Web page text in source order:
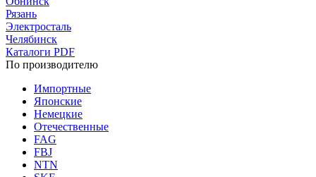
Рязань
Электросталь
Челябинск
Каталоги PDF
По производителю
Импортные
Японские
Немецкие
Отечественные
FAG
FBJ
NTN